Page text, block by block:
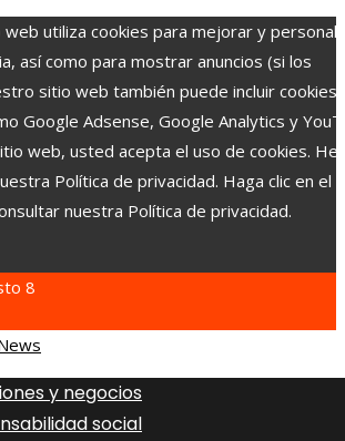
utiliza cookies para mejorar y
así como para mostrar anuncios (si los
sitio web también puede incluir cookies
Google Adsense, Google Analytics y
web, usted acepta el uso de cookies.
Política de privacidad. Haga clic en el
nuestra Política de privacidad.
8
y negocios
social